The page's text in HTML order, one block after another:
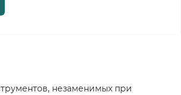
незаменимых при